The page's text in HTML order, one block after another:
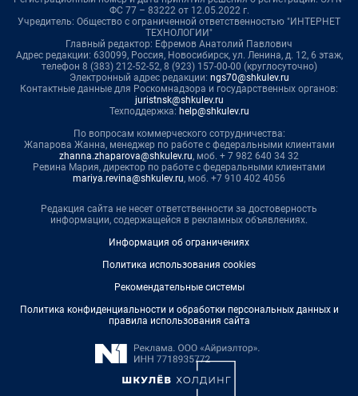
ФС 77 – 83222 от 12.05.2022 г.
Учредитель: Общество с ограниченной ответственностью "ИНТЕРНЕТ
ТЕХНОЛОГИИ"
Главный редактор: Ефремов Анатолий Павлович
Адрес редакции: 630099, Россия, Новосибирск, ул. Ленина, д. 12, 6 этаж,
телефон 8 (383) 212-52-52, 8 (923) 157-00-00 (круглосуточно)
Электронный адрес редакции: ngs70@shkulev.ru
Контактные данные для Роскомнадзора и государственных органов:
juristnsk@shkulev.ru
Техподдержка: help@shkulev.ru
По вопросам коммерческого сотрудничества:
Жапарова Жанна, менеджер по работе с федеральными клиентами
zhanna.zhaparova@shkulev.ru, моб. + 7 982 640 34 32
Ревина Мария, директор по работе с федеральными клиентами
mariya.revina@shkulev.ru, моб. +7 910 402 4056
Редакция сайта не несет ответственности за достоверность
информации, содержащейся в рекламных объявлениях.
Информация об ограничениях
Политика использования cookies
Рекомендательные системы
Политика конфиденциальности и обработки персональных данных и
правила использования сайта